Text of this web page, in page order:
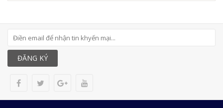
ĐĂNG KÝ